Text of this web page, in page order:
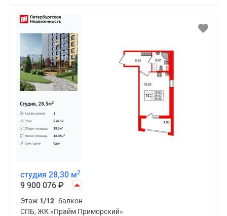
студия 28,30 м2
9 900 076 ₽
Этаж 1/12 балкон
СПБ, ЖК «Прайм Приморский»